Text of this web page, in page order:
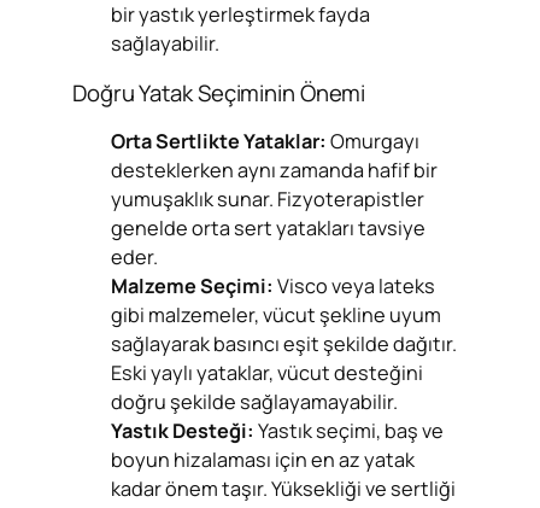
bir yastık yerleştirmek fayda
sağlayabilir.
Doğru Yatak Seçiminin Önemi
Orta Sertlikte Yataklar: Omurgayı
desteklerken aynı zamanda hafif bir
yumuşaklık sunar. Fizyoterapistler
genelde orta sert yatakları tavsiye
eder.
Malzeme Seçimi: Visco veya lateks
gibi malzemeler, vücut şekline uyum
sağlayarak basıncı eşit şekilde dağıtır.
Eski yaylı yataklar, vücut desteğini
doğru şekilde sağlayamayabilir.
Yastık Desteği: Yastık seçimi, baş ve
boyun hizalaması için en az yatak
kadar önem taşır. Yüksekliği ve sertliği